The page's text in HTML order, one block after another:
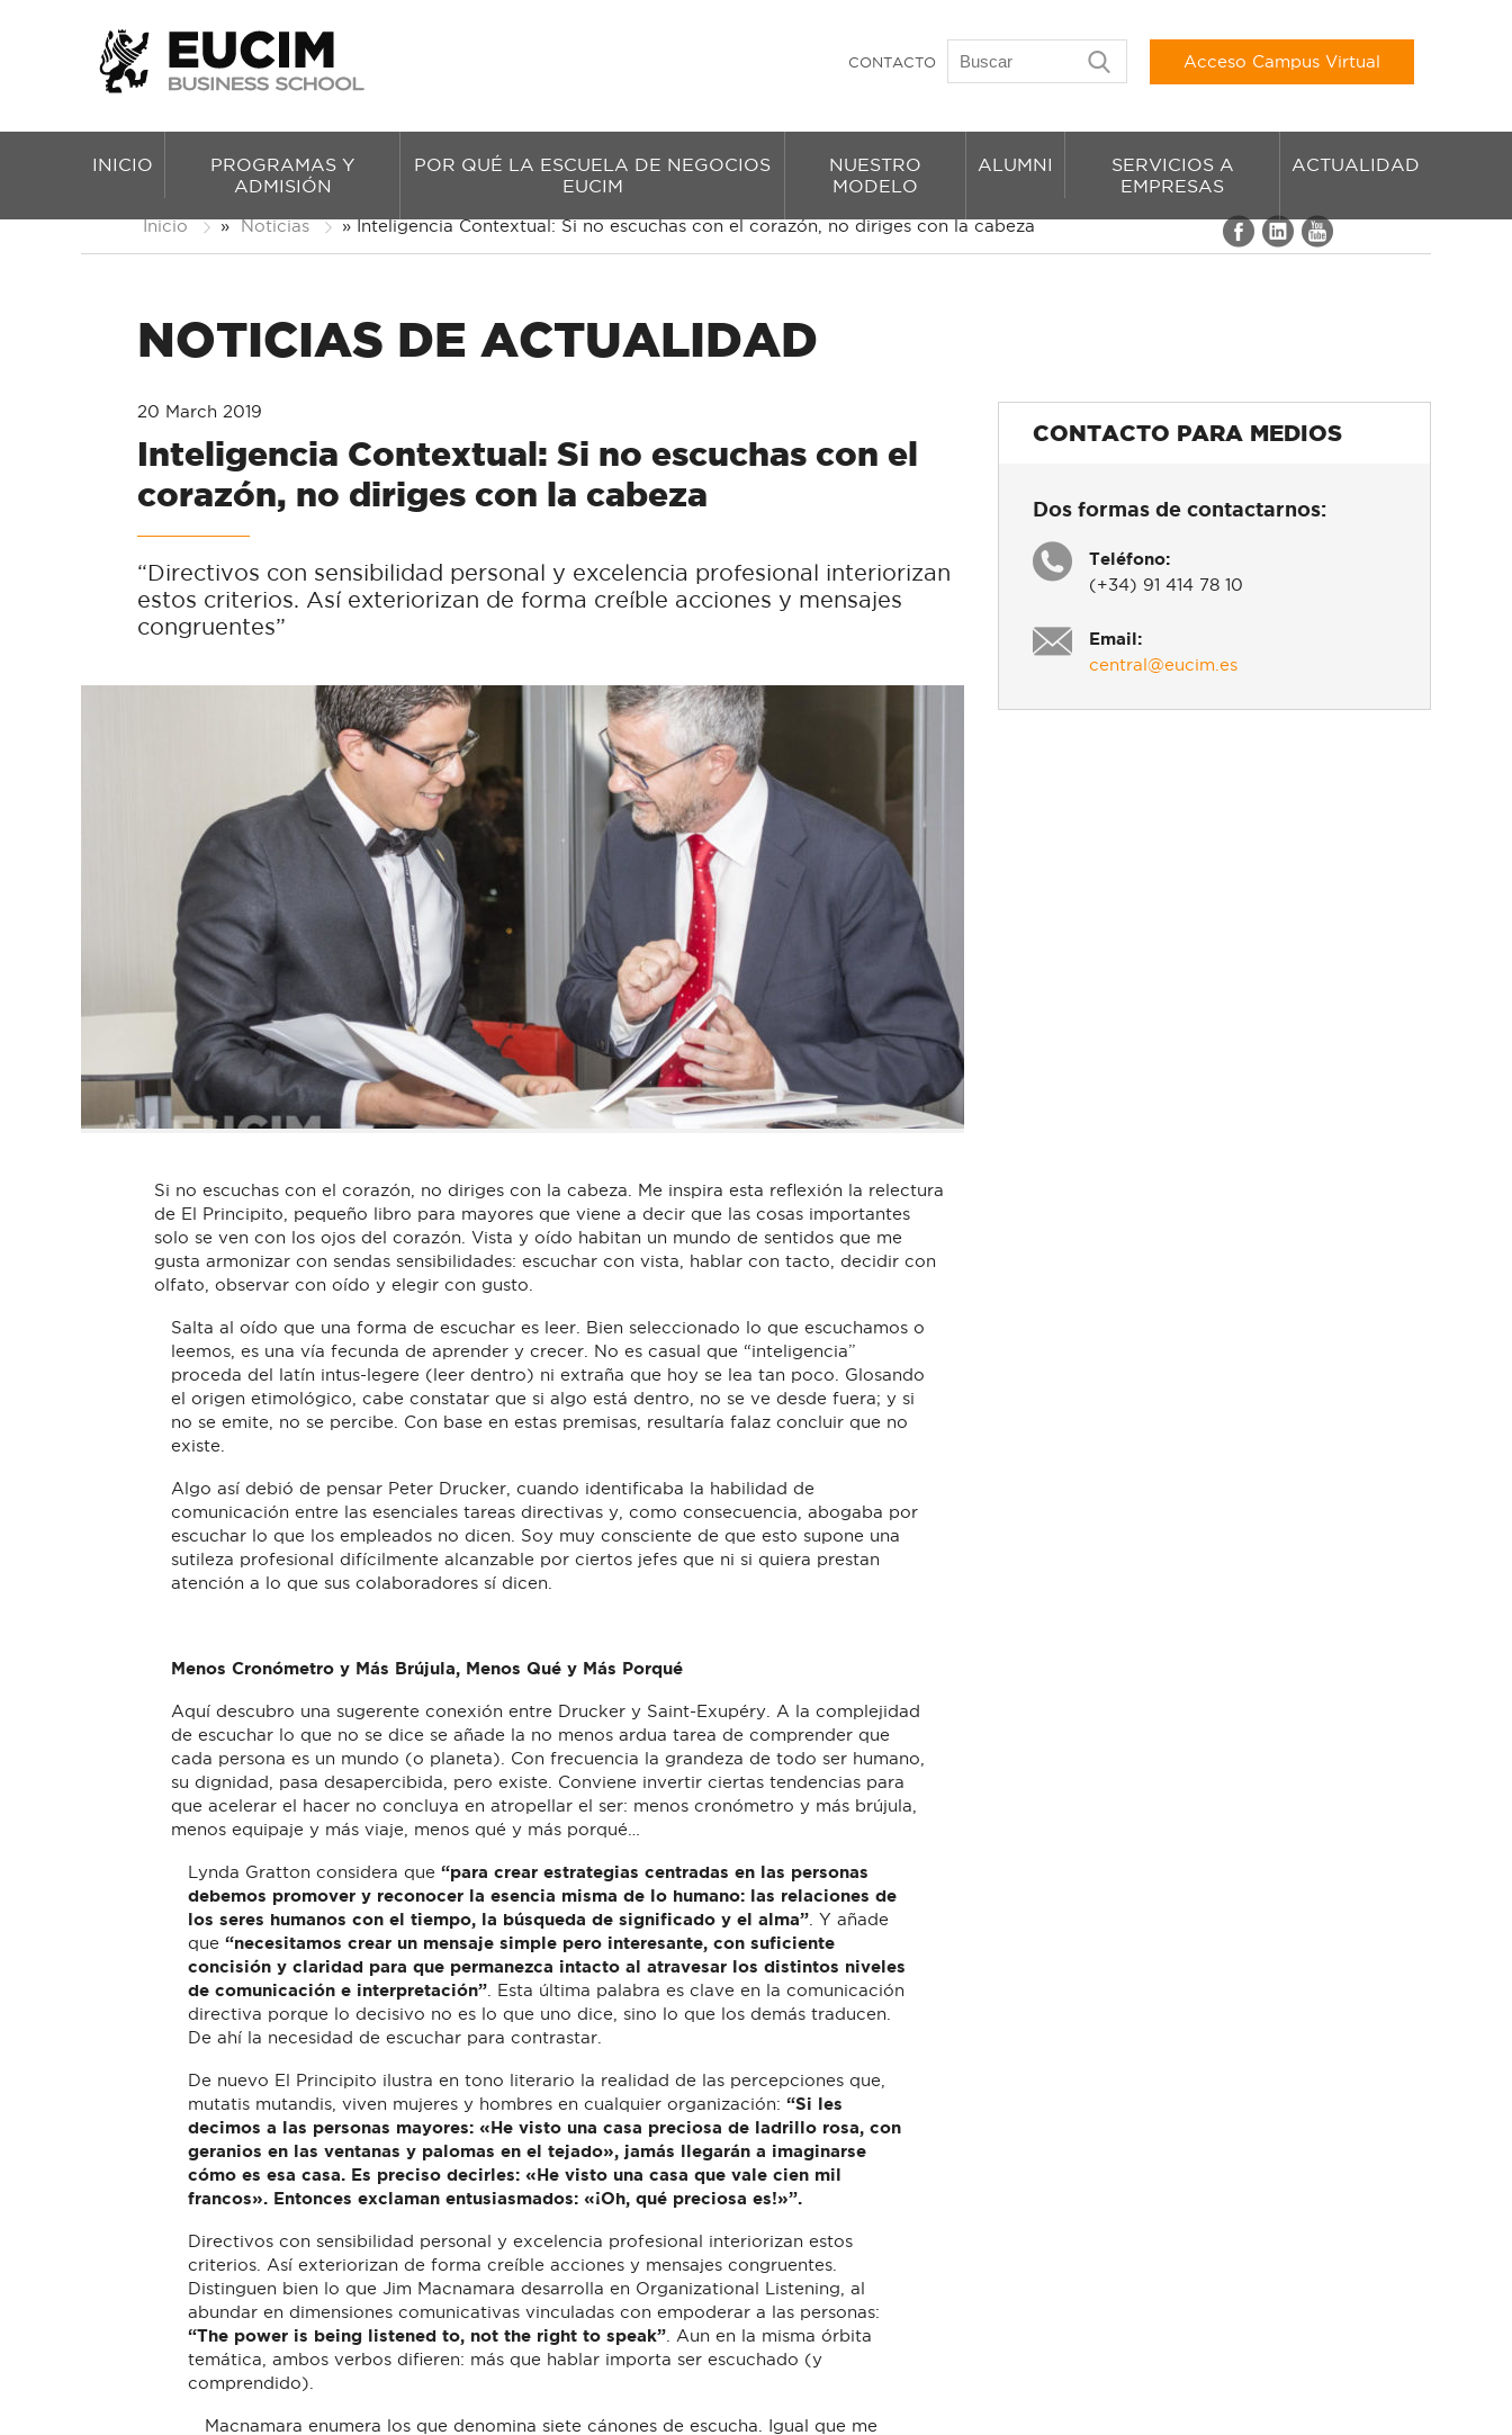
CONTACTO Acceso Campus Virtual
INICIO
PROGRAMAS Y
ADMISIÓN
POR QUÉ LA ESCUELA DE NEGOCIOS
EUCIM
NUESTRO
MODELO
ALUMNI
SERVICIOS A
EMPRESAS
ACTUALIDAD
Inicio » Noticias »Inteligencia Contextual: Si no escuchas con el corazón, no diriges con la cabeza
NOTICIAS DE ACTUALIDAD
20 March 2019
Inteligencia Contextual: Si no escuchas con el
corazón, no diriges con la cabeza
“Directivos con sensibilidad personal y excelencia profesional interiorizan
estos criterios. Así exteriorizan de forma creíble acciones y mensajes
congruentes”
Si no escuchas con el corazón, no diriges con la cabeza. Me inspira esta reflexión la relectura
de El Principito, pequeño libro para mayores que viene a decir que las cosas importantes
solo se ven con los ojos del corazón. Vista y oído habitan un mundo de sentidos que me
gusta armonizar con sendas sensibilidades: escuchar con vista, hablar con tacto, decidir con
olfato, observar con oído y elegir con gusto.
Salta al oído que una forma de escuchar es leer. Bien seleccionado lo que escuchamos o
leemos, es una vía fecunda de aprender y crecer. No es casual que “inteligencia”
proceda del latín intus-legere (leer dentro) ni extraña que hoy se lea tan poco. Glosando
el origen etimológico, cabe constatar que si algo está dentro, no se ve desde fuera; y si
no se emite, no se percibe. Con base en estas premisas, resultaría falaz concluir que no
existe.
Algo así debió de pensar Peter Drucker, cuando identificaba la habilidad de
comunicación entre las esenciales tareas directivas y, como consecuencia, abogaba por
escuchar lo que los empleados no dicen. Soy muy consciente de que esto supone una
sutileza profesional difícilmente alcanzable por ciertos jefes que ni si quiera prestan
atención a lo que sus colaboradores sí dicen.
Menos Cronómetro y Más Brújula, Menos Qué y Más Porqué
Aquí descubro una sugerente conexión entre Drucker y Saint-Exupéry. A la complejidad
de escuchar lo que no se dice se añade la no menos ardua tarea de comprender que
cada persona es un mundo (o planeta). Con frecuencia la grandeza de todo ser humano,
su dignidad, pasa desapercibida, pero existe. Conviene invertir ciertas tendencias para
que acelerar el hacer no concluya en atropellar el ser: menos cronómetro y más brújula,
menos equipaje y más viaje, menos qué y más porqué…
Lynda Gratton considera que “para crear estrategias centradas en las personas
debemos promover y reconocer la esencia misma de lo humano: las relaciones de
los seres humanos con el tiempo, la búsqueda de significado y el alma” . Y añade
que “necesitamos crear un mensaje simple pero interesante, con suficiente
concisión y claridad para que permanezca intacto al atravesar los distintos niveles
de comunicación e interpretación” . Esta última palabra es clave en la comunicación
directiva porque lo decisivo no es lo que uno dice, sino lo que los demás traducen.
De ahí la necesidad de escuchar para contrastar.
De nuevo El Principito ilustra en tono literario la realidad de las percepciones que,
mutatis mutandis, viven mujeres y hombres en cualquier organización: “Si les
decimos a las personas mayores: «He visto una casa preciosa de ladrillo rosa, con
geranios en las ventanas y palomas en el tejado», jamás llegarán a imaginarse
cómo es esa casa. Es preciso decirles: «He visto una casa que vale cien mil
francos». Entonces exclaman entusiasmados: «¡Oh, qué preciosa es!»”.
Directivos con sensibilidad personal y excelencia profesional interiorizan estos
criterios. Así exteriorizan de forma creíble acciones y mensajes congruentes.
Distinguen bien lo que Jim Macnamara desarrolla en Organizational Listening, al
abundar en dimensiones comunicativas vinculadas con empoderar a las personas:
“The power is being listened to, not the right to speak” . Aun en la misma órbita
temática, ambos verbos difieren: más que hablar importa ser escuchado (y
comprendido).
Macnamara enumera los que denomina siete cánones de escucha. Igual que me
CONTACTO PARA MEDIOS
Dos formas de contactarnos:
Teléfono:
(+34) 91 414 78 10
Email:
central@eucim.es